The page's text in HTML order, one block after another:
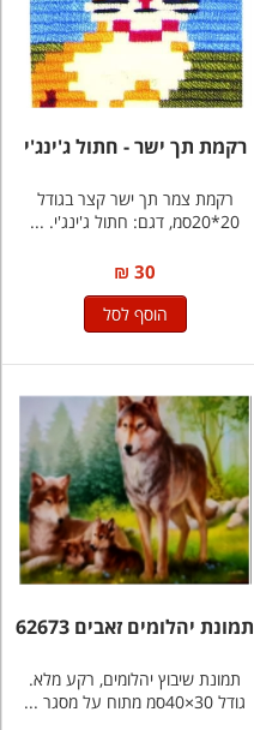
רקמת תך ישר - חתול ג'ינג'י
רקמת צמר תך ישר קצר בגודל
20*20סמ, דגם: חתול ג'ינג'י. ...
30 ₪
הוסף לסל
תמונת יהלומים זאבים 62673
תמונת שיבוץ יהלומים, רקע מלא.
גודל 30×40סמ מתוח על מסגר ...